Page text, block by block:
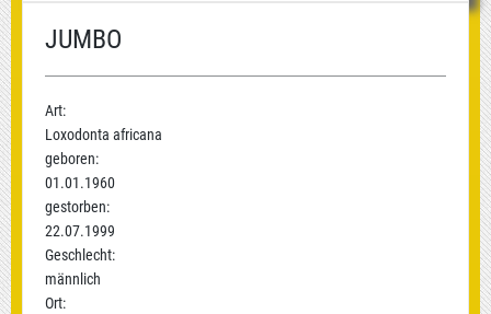
JUMBO
Art:
Loxodonta africana
geboren:
01.01.1960
gestorben:
22.07.1999
Geschlecht:
männlich
Ort: